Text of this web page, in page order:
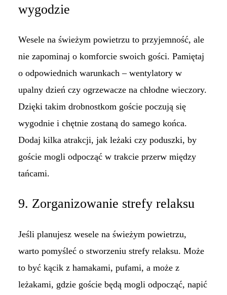
wygodzie
Wesele na świeżym powietrzu to przyjemność, ale
nie zapominaj o komforcie swoich gości. Pamiętaj
o odpowiednich warunkach – wentylatory w
upalny dzień czy ogrzewacze na chłodne wieczory.
Dzięki takim drobnostkom goście poczują się
wygodnie i chętnie zostaną do samego końca.
Dodaj kilka atrakcji, jak leżaki czy poduszki, by
goście mogli odpocząć w trakcie przerw między
tańcami.
9. Zorganizowanie strefy relaksu
Jeśli planujesz wesele na świeżym powietrzu,
warto pomyśleć o stworzeniu strefy relaksu. Może
to być kącik z hamakami, pufami, a może z
leżakami, gdzie goście będą mogli odpocząć, napić